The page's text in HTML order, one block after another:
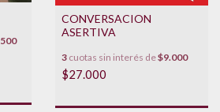
CONVERSACION
ASERTIVA
3 cuotas sin interés de$9.000
$27.000